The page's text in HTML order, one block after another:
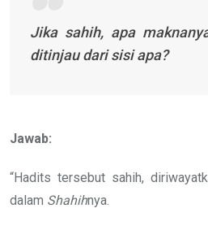
Jika sahih, apa
ditinjau dari sisi apa?
Jawab:
“Hadits tersebut sahih,
dalam Shahihnya.